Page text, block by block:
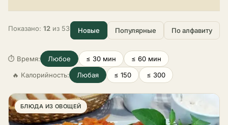
Показано: 12 из 53 Новые Популярные По алфавиту
⏱ Время: Любое ≤ 30 мин
≤ 60 мин
🔥 Калорийность:
Любая ≤ 150 ≤ 300
БЛЮДА ИЗ ОВОЩЕЙ